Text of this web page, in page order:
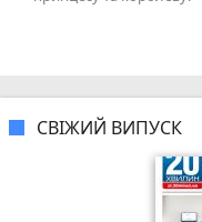
СВІЖИЙ ВИПУСК